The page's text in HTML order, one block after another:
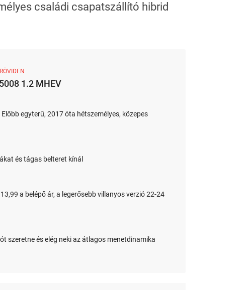
családi csapatszállító hibrid
RÖVIDEN
1.2 MHEV
egyterű, 2017 óta hétszemélyes, közepes
és tágas belteret kínál
a belépő ár, a legerősebb villanyos verzió 22-24
szeretne és elég neki az átlagos menetdinamika